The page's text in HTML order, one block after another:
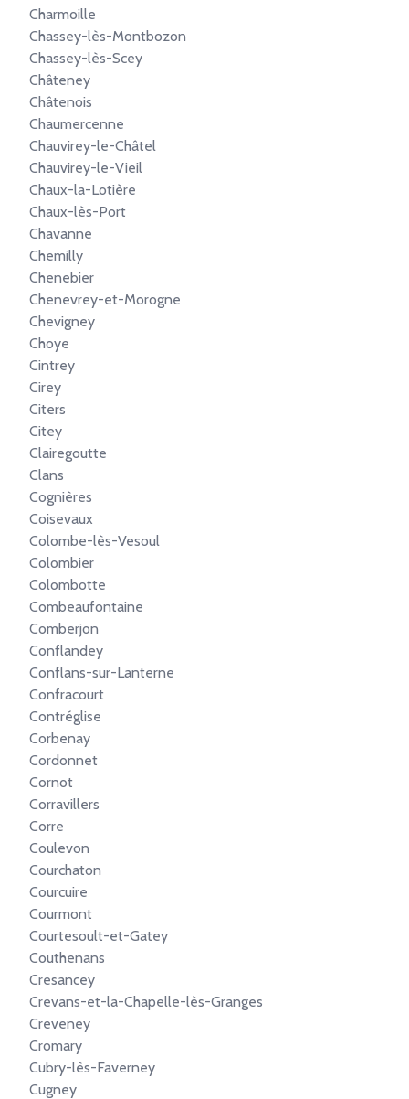
Charmoille
Chassey-lès-Montbozon
Chassey-lès-Scey
Châteney
Châtenois
Chaumercenne
Chauvirey-le-Châtel
Chauvirey-le-Vieil
Chaux-la-Lotière
Chaux-lès-Port
Chavanne
Chemilly
Chenebier
Chenevrey-et-Morogne
Chevigney
Choye
Cintrey
Cirey
Citers
Citey
Clairegoutte
Clans
Cognières
Coisevaux
Colombe-lès-Vesoul
Colombier
Colombotte
Combeaufontaine
Comberjon
Conflandey
Conflans-sur-Lanterne
Confracourt
Contréglise
Corbenay
Cordonnet
Cornot
Corravillers
Corre
Coulevon
Courchaton
Courcuire
Courmont
Courtesoult-et-Gatey
Couthenans
Cresancey
Crevans-et-la-Chapelle-lès-Granges
Creveney
Cromary
Cubry-lès-Faverney
Cugney